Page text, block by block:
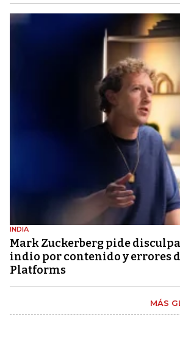
INDIA
Mark Zuckerberg pide
indio por contenido y errores
Platforms
MÁS